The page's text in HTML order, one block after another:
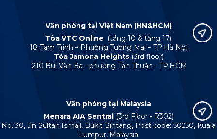
Văn phòng tại Việt Nam (HN&HCM)
Tòa VTC Online
(tầng 10 & tầng 17)
18 Tam Trinh – Phường Tương Mai – TP.Hà Nội
Tòa Jamona Heights (3rd floor)
210 Bùi Văn Ba - phường Tân Thuận - TP.HCM
Văn phòng tại Malaysia
Menara AIA Sentral (3rd Floor - R302)
No. 30, Jln Sultan Ismail, Bukit Bintang, Post code: 50250, Kuala
Lumpur, Malaysia